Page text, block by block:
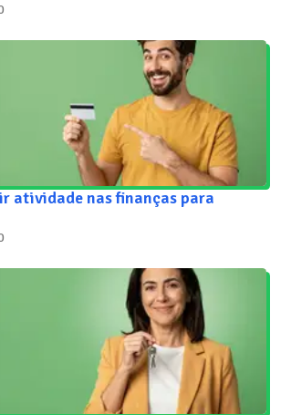
atividade nas finanças para